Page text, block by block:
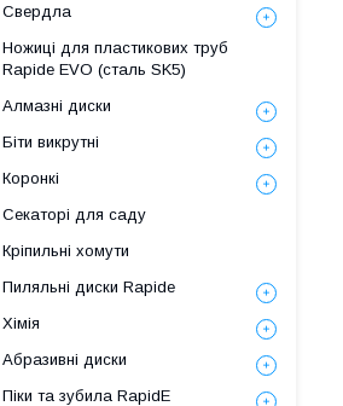
Свердла
Ножиці для пластикових труб
Rapide EVO (сталь SK5)
Алмазні диски
Біти викрутні
Коронкі
Секаторі для саду
Кріпильні хомути
Пиляльні диски Rapide
Хімія
Абразивні диски
Піки та зубила RapidE